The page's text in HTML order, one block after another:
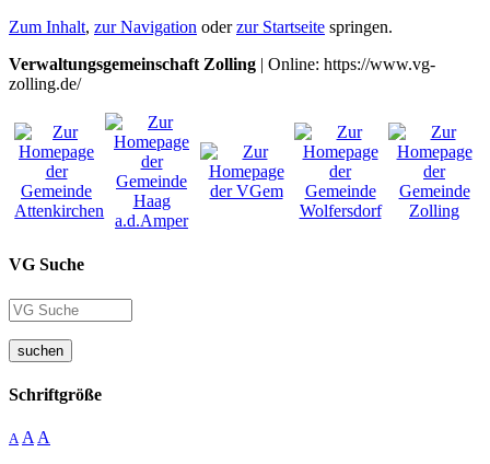
Zum Inhalt, zur Navigation oderzur Startseite springen.
Verwaltungsgemeinschaft Zolling | Online: https://www.vg-
zolling.de/
VG Suche
suchen
Schriftgröße
A A A